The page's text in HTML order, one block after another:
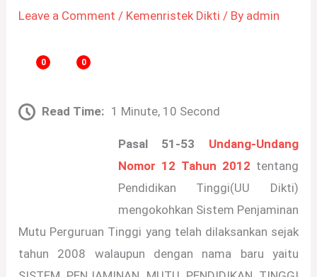
Leave a Comment / Kemenristek Dikti / By admin
0 0
Read Time: 1 Minute, 10 Second
Pasal 51-53
Undang-Undang
Nomor 12 Tahun 2012 tentang
Pendidikan Tinggi(UU Dikti)
mengokohkan Sistem Penjaminan
Mutu Perguruan Tinggi yang telah dilaksankan sejak
tahun 2008 walaupun dengan nama baru yaitu